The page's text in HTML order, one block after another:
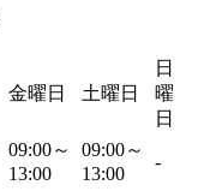
金曜日 土曜日
日
曜
日
09:00～
13:00
09:00～
13:00
-